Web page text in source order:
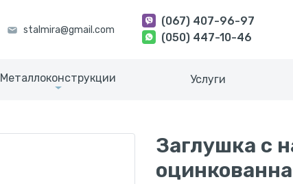
(067) 407-96-97
(050) 447-10-46
Металлоконструкции Услуги
Заглушка с